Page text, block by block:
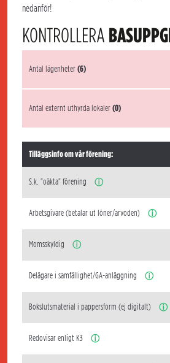
nedanför!
KONTROLLERA
Antal lägenheter(6)
Antal externt uthyrda lokaler(0)
Tilläggsinfo om vår förening:
S.k. "oäkta" förening ⓘ
Arbetsgivare (betalar ut löner/arvoden) ⓘ
Momsskyldig ⓘ
Delägare i samfällighet/GA-anläggning ⓘ
Bokslutsmaterial i pappersform (ej digitalt) ⓘ
Redovisar enligt K3 ⓘ